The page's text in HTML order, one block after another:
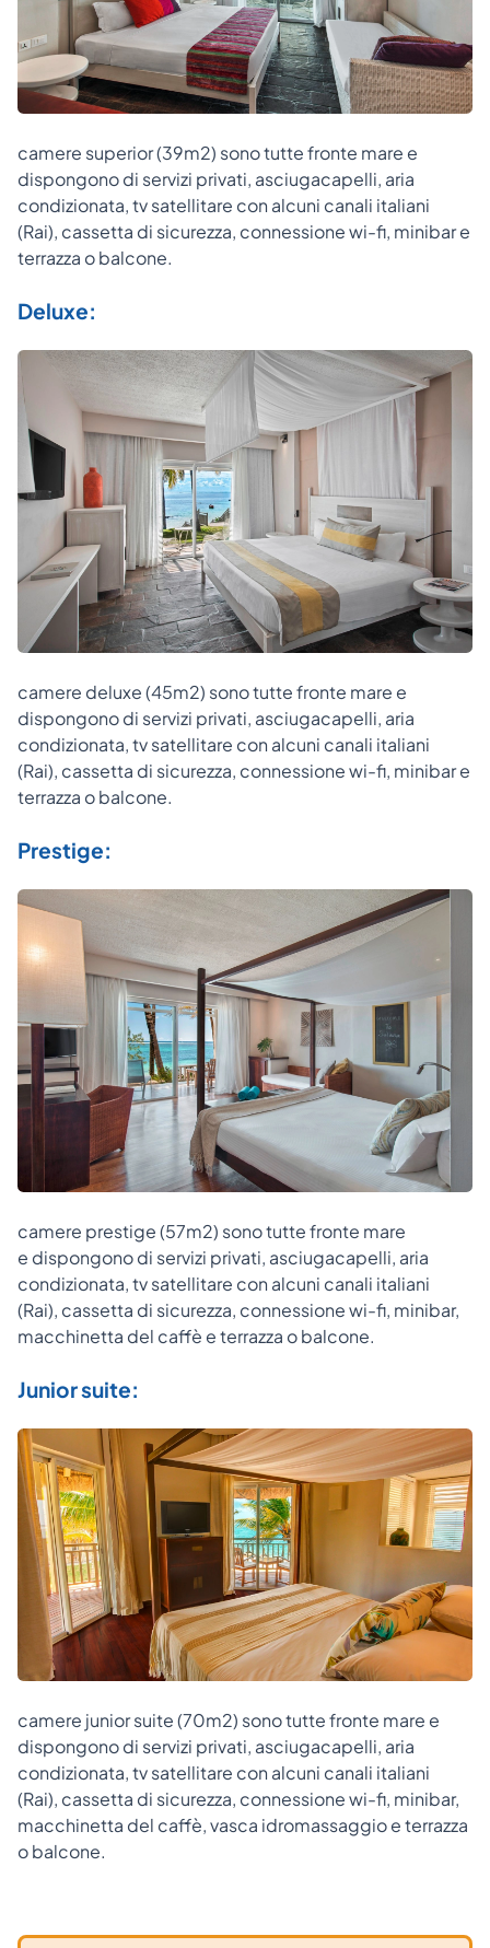
camere superior (39m2) sono tutte fronte mare e
dispongono di servizi privati, asciugacapelli, aria
condizionata, tv satellitare con alcuni canali italiani
(Rai), cassetta di sicurezza, connessione wi-fi, minibar e
terrazza o balcone.
Deluxe:
camere deluxe (45m2) sono tutte fronte mare e
dispongono di servizi privati, asciugacapelli, aria
condizionata, tv satellitare con alcuni canali italiani
(Rai), cassetta di sicurezza, connessione wi-fi, minibar e
terrazza o balcone.
Prestige:
camere prestige (57m2) sono tutte fronte mare
e dispongono di servizi privati, asciugacapelli, aria
condizionata, tv satellitare con alcuni canali italiani
(Rai), cassetta di sicurezza, connessione wi-fi, minibar,
macchinetta del caffè e terrazza o balcone.
Junior suite:
camere junior suite (70m2) sono tutte fronte mare e
dispongono di servizi privati, asciugacapelli, aria
condizionata, tv satellitare con alcuni canali italiani
(Rai), cassetta di sicurezza, connessione wi-fi, minibar,
macchinetta del caffè, vasca idromassaggio e terrazza
o balcone.